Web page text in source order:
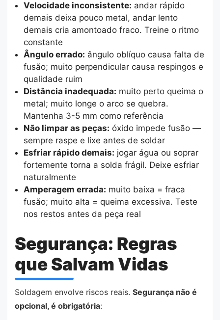
Velocidade inconsistente: andar rápido
demais deixa pouco metal, andar lento
demais cria amontoado fraco. Treine o ritmo
constante
Ângulo errado: ângulo oblíquo causa falta de
fusão; muito perpendicular causa respingos e
qualidade ruim
Distância inadequada: muito perto queima o
metal; muito longe o arco se quebra.
Mantenha 3-5 mm como referência
Não limpar as peças: óxido impede fusão —
sempre raspe e lixe antes de soldar
Esfriar rápido demais: jogar água ou soprar
fortemente torna a solda frágil. Deixe esfriar
naturalmente
Amperagem errada: muito baixa = fraca
fusão; muito alta = queima excessiva. Teste
nos restos antes da peça real
Segurança: Regras
que Salvam Vidas
Soldagem envolve riscos reais. Segurança não é
opcional, é obrigatória: